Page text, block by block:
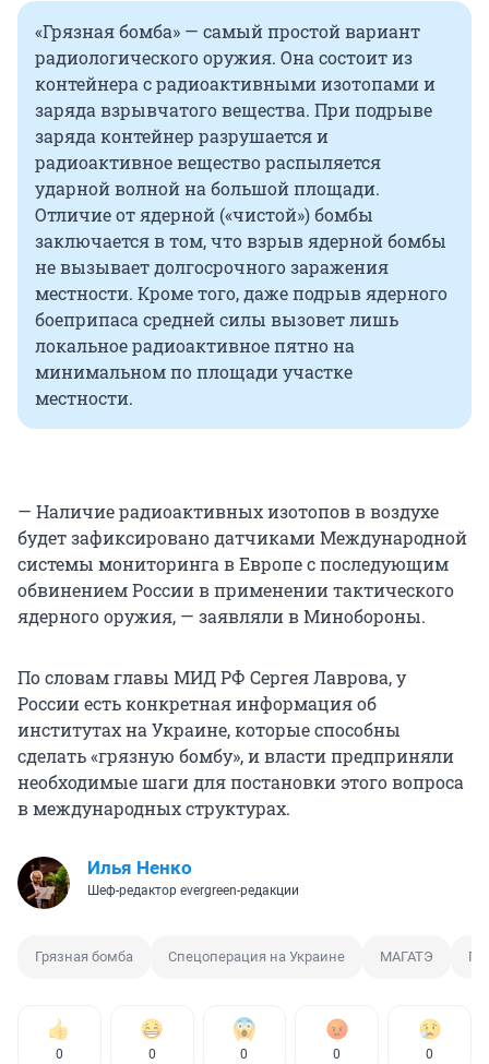
«Грязная бомба» — самый простой вариант
радиологического оружия. Она состоит из
контейнера с радиоактивными изотопами и
заряда взрывчатого вещества. При подрыве
заряда контейнер разрушается и
радиоактивное вещество распыляется
ударной волной на большой площади.
Отличие от ядерной («чистой») бомбы
заключается в том, что взрыв ядерной бомбы
не вызывает долгосрочного заражения
местности. Кроме того, даже подрыв ядерного
боеприпаса средней силы вызовет лишь
локальное радиоактивное пятно на
минимальном по площади участке
местности.
— Наличие радиоактивных изотопов в воздухе
будет зафиксировано датчиками Международной
системы мониторинга в Европе с последующим
обвинением России в применении тактического
ядерного оружия, — заявляли в Минобороны.
По словам главы МИД РФ Сергея Лаврова, у
России есть конкретная информация об
институтах на Украине, которые способны
сделать «грязную бомбу», и власти предприняли
необходимые шаги для постановки этого вопроса
в международных структурах.
Илья Ненко
Шеф-редактор evergreen-редакции
Грязная бомба Спецоперация на Украине МАГАТЭ
0 0 0 0 0